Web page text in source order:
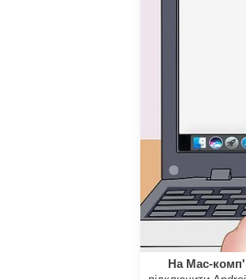
На Мас-